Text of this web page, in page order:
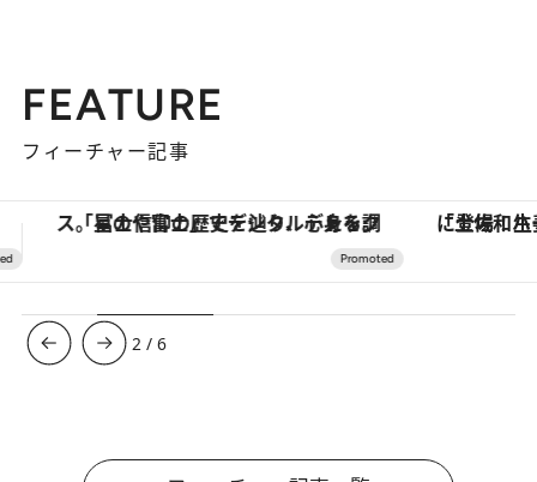
FEATURE
フィーチャー記事
「土佐和ハーブかき氷」がOMO7高知に登場！生姜、山椒、大葉など目にも舌にも涼を呼ぶ郷土の味 【銀座で出合う最旬美容】美髪ケアや上質
3 /6